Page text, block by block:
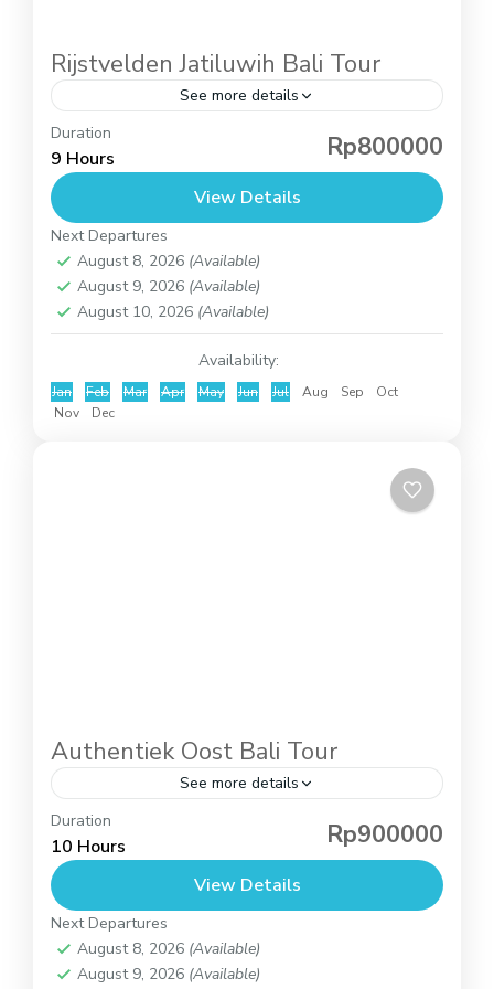
Rijstvelden Jatiluwih Bali Tour
See more details
Rijstvelden Jatiluwih Bali Tour – Ontdek het
Authentieke Bali met Bali Rondreis
De Rijstvelden Jatiluwih Bali Tour is een van de
meest indrukwekkende dagtochten voor
reizigers die...
Bali
2-9 People
Duration
9 Hours Rp800000
View Details
Next Departures
August 8, 2026 (Available)
August 9, 2026 (Available)
August 10, 2026 (Available)
Availability:
Jan Feb Mar Apr May Jun Jul Aug Sep
Oct
Nov
Dec
Authentiek Oost Bali Tour
See more details
Authentiek Oost Bali Tour – Ontdek het Echte
Oost-Bali met Bali Rondreis De Authentiek
Oost Bali Tour van Bali Rondreis neemt je mee
naar het minder toeristische, maar cultureel...
Bali
1 Person
Duration
10 Hours Rp900000
View Details
Next Departures
August 8, 2026 (Available)
August 9, 2026 (Available)